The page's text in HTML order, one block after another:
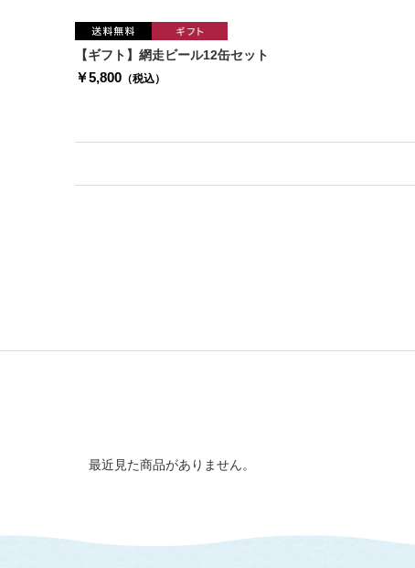
【ギフト】網走ビール12缶セット
￥5,800 （税込）
最近見た商品がありません。